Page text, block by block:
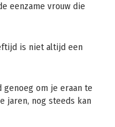
eenzame vrouw die
is niet altijd een
om je eraan te
jaren, nog steeds kan